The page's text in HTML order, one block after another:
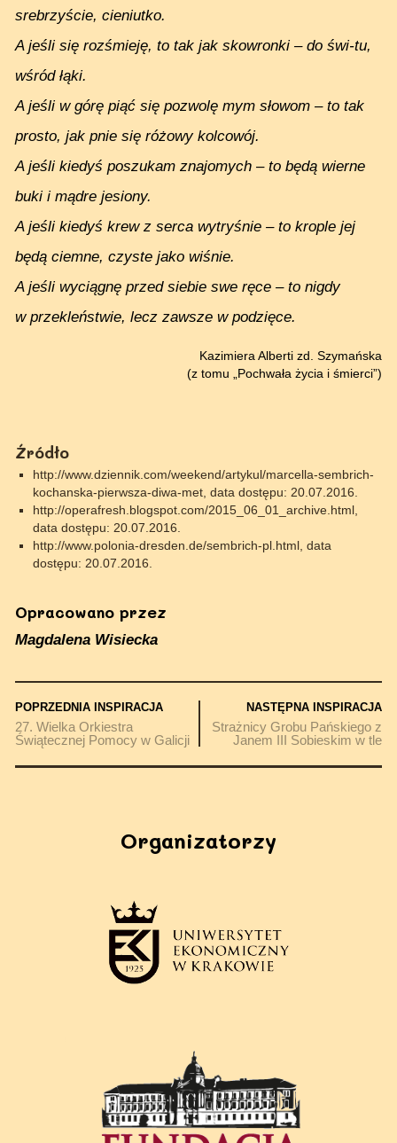
srebrzyście, cieniutko.
A jeśli się rozśmieję, to tak jak skowronki – do świ-tu,
wśród łąki.
A jeśli w górę piąć się pozwolę mym słowom – to tak
prosto, jak pnie się różowy kolcowój.
A jeśli kiedyś poszukam znajomych – to będą wierne
buki i mądre jesiony.
A jeśli kiedyś krew z serca wytryśnie – to krople jej
będą ciemne, czyste jako wiśnie.
A jeśli wyciągnę przed siebie swe ręce – to nigdy
w przekleństwie, lecz zawsze w podzięce.
Kazimiera Alberti zd. Szymańska
(z tomu „Pochwała życia i śmierci”)
Źródło
http://www.dziennik.com/weekend/artykul/marcella-sembrich-
kochanska-pierwsza-diwa-met, data dostępu: 20.07.2016.
http://operafresh.blogspot.com/2015_06_01_archive.html,
data dostępu: 20.07.2016.
http://www.polonia-dresden.de/sembrich-pl.html, data
dostępu: 20.07.2016.
Opracowano przez
Magdalena Wisiecka
POPRZEDNIA INSPIRACJA
27. Wielka Orkiestra
Świątecznej Pomocy w Galicji
NASTĘPNA INSPIRACJA
Strażnicy Grobu Pańskiego z
Janem III Sobieskim w tle
Organizatorzy